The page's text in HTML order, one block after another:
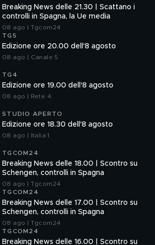
Breaking News delle 21.30 | Scattano i
controlli in Spagna, la Ue media
08 ago | Tgcom24
TG5
Edizione ore 20.00 dell'8 agosto
08 ago | Canale 5
TG4
Edizione ore 19.00 dell'8 agosto
08 ago | Rete 4
STUDIO APERTO
Edizione ore 18.30 dell'8 agosto
08 ago | Italia 1
TGCOM24
Breaking News delle 18.00 | Scontro su
Schengen, controlli in Spagna
08 ago | Tgcom24
TGCOM24
Breaking News delle 17.00 | Scontro su
Schengen, controlli in Spagna
08 ago | Tgcom24
TGCOM24
Breaking News delle 16.00 | Scontro su